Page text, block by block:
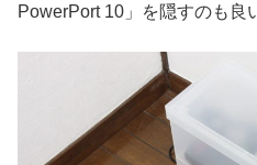
PowerPort 10」を隠すのも良